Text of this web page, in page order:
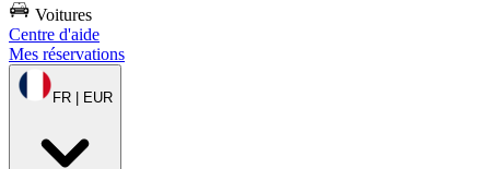
Voitures
Centre d'aide
Mes réservations
FR | EUR